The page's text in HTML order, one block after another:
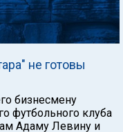
не готовы
бизнесмену
футбольного клуба
Адаму Левину и